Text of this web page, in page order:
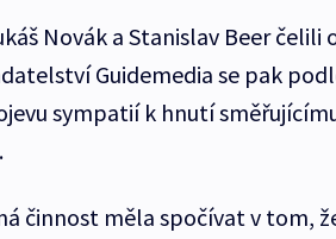
Novák a Stanislav Beer
Guidemedia se pak
sympatií k hnutí
činnost měla spočívat v tom,